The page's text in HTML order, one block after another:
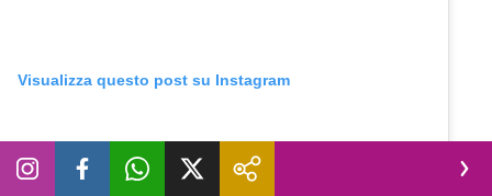
Visualizza questo post su Instagram